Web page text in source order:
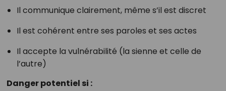
Il communique clairement, même s’il est discret
Il est cohérent entre ses paroles et ses actes
Il accepte la vulnérabilité (la sienne et celle de
l’autre)
Danger potentiel si :